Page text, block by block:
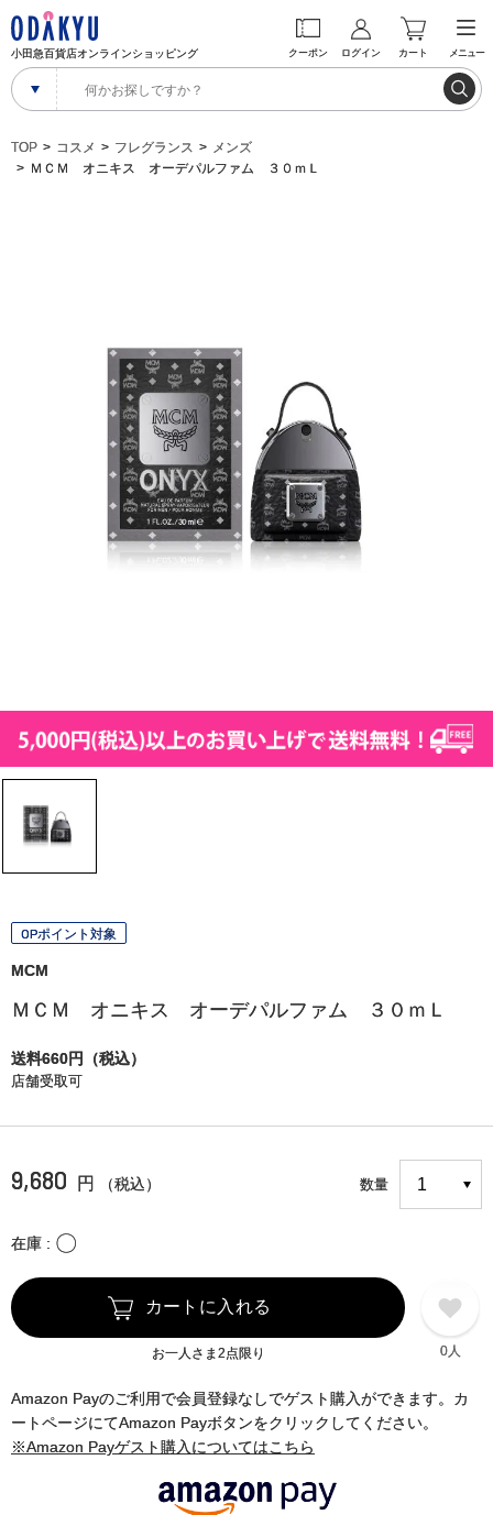
小田急百貨店オンラインショッピング クーポン ログイン カート メニュー
TOP コスメ フレグランス
メンズ
ＭＣＭ オニキス オーデパルファム ３０ｍＬ
OPポイント対象
MCM
ＭＣＭ オニキス オーデパルファム ３０ｍＬ
送料660円（税込）
店舗受取可
9,680 円 （税込） 数量
在庫 〇
カートに入れる
お一人さま2点限り 0人
Amazon Payのご利用で会員登録なしでゲスト購入ができます。カ
ートページにてAmazon Payボタンをクリックしてください。
※Amazon Payゲスト購入についてはこちら